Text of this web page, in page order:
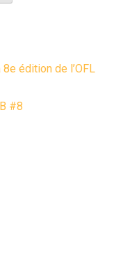
édition de l’OFL
#8